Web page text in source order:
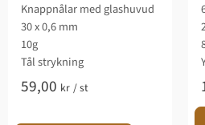
Knappnålar med glashuvud
30 x 0,6 mm
10g
Tål strykning
59,00 kr /st